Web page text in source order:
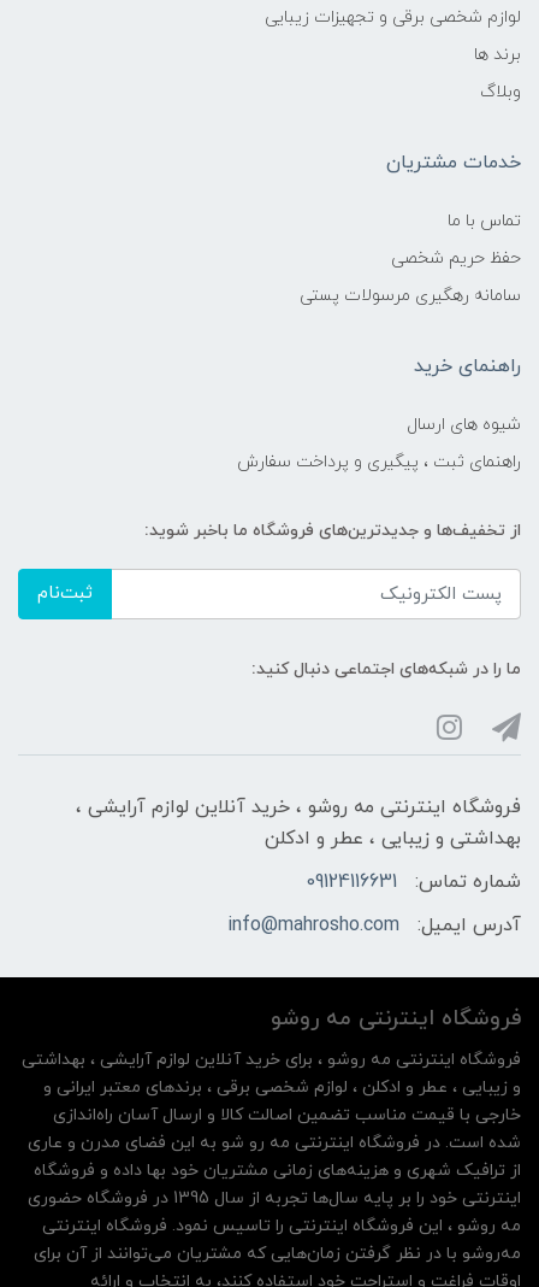
لوازم شخصی برقی و تجهیزات زیبایی
برند ها
وبلاگ
خدمات مشتریان
تماس با ما
حفظ حریم شخصی
سامانه رهگیری مرسولات پستی
راهنمای خرید
شیوه های ارسال
راهنمای ثبت ، پیگیری و پرداخت سفارش
از تخفیف‌ها و جدیدترین‌های فروشگاه ما باخبر شوید:
ثبت‌نام
ما را در شبکه‌های اجتماعی دنبال کنید:
فروشگاه اینترنتی مه‌ رو‌شو ، خرید آنلاین لوازم آرایشی ،
بهداشتی و زیبایی ، عطر و ادکلن
شماره تماس:
09124116631
آدرس ایمیل:
info@mahrosho.com
فروشگاه اینترنتی مه‌ رو‌شو
فروشگاه اینترنتی مه‌ رو‌شو ، برای خرید آنلاین لوازم آرایشی ، بهداشتی
و زیبایی ، عطر و ادکلن ، لوازم شخصی برقی ، برندهای معتبر ایرانی و
خارجی با قیمت مناسب تضمین اصالت کالا و ارسال آسان راه‌اندازی
شده است. در فروشگاه اینترنتی مه رو شو به این فضای مدرن و عاری
از ترافیک شهری و هزینه‌های زمانی مشتریان خود بها داده و فروشگاه
اینترنتی خود را بر پایه سال‌ها تجربه از سال 1395 در فروشگاه حضوری
مه روشو ، این فروشگاه اینترنتی را تاسیس نمود. فروشگاه اینترنتی
مه‌رو‌شو با در نظر گرفتن زمان‌هایی که مشتریان می‌توانند از آن‌ برای
اوقات فراغت و استراحت خود استفاده کنند، به انتخاب و ارائه